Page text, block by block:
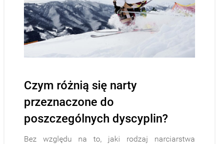
Czym różnią się narty
przeznaczone do
poszczególnych dyscyplin?
Bez względu na to, jaki rodzaj narciarstwa